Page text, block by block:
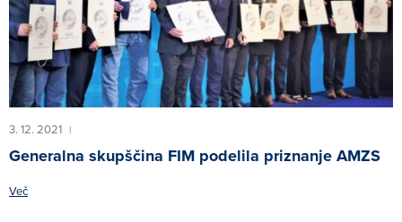
3. 12. 2021 |
Generalna skupščina FIM podelila priznanje AMZS
Več